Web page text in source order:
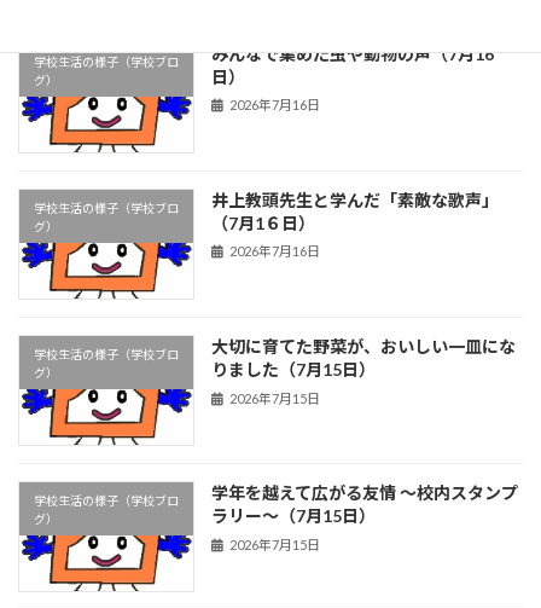
学校生活の様子（学校ブロ
グ）
みんなで集めた虫や動物の声（7月16
日）
2026年7月16日
学校生活の様子（学校ブロ
グ）
井上教頭先生と学んだ「素敵な歌声」
（7月1６日）
2026年7月16日
学校生活の様子（学校ブロ
グ）
大切に育てた野菜が、おいしい一皿にな
りました（7月15日）
2026年7月15日
学校生活の様子（学校ブロ
グ）
学年を越えて広がる友情 ～校内スタンプ
ラリー～（7月15日）
2026年7月15日